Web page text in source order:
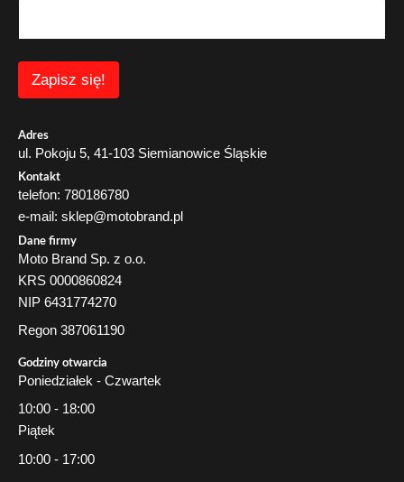
E
l
m
a
l
Zapisz się!
Adres
ul. Pokoju 5, 41-103 Siemianowice Śląskie
Kontakt
telefon: 780186780
e-mail: sklep@motobrand.pl
Dane firmy
Moto Brand Sp. z o.o.
KRS 0000860824
NIP 6431774270
Regon 387061190
Godziny otwarcia
Poniedziałek - Czwartek
10:00 - 18:00
Piątek
10:00 - 17:00